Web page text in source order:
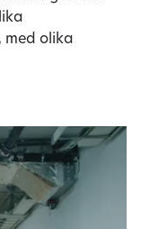
med olika